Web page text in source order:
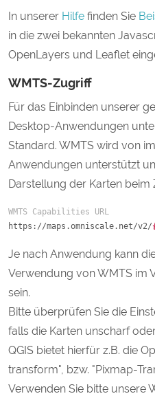
In unserer Hilfe finden Sie
in die zwei bekannten
OpenLayers und Leaflet
WMTS-Zugriff
Für das Einbinden unserer
Desktop-Anwendungen
Standard. WMTS wird von
Anwendungen unterstützt
Darstellung der Karten beim
WMTS Capabilities URL
https://maps.omniscale.net/v2/
Je nach Anwendung kann
Verwendung von WMTS im
sein.
Bitte überprüfen Sie die
falls die Karten unscharf
QGIS bietet hierfür z.B. die
transform", bzw. "Pixmap-
Verwenden Sie bitte unsere